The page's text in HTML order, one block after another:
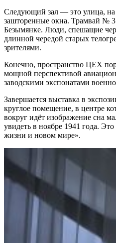
Следующий зал — это улица, на
зашторенные окна. Трамвай № 3
Безымянке. Люди, спешащие
длинной чередой старых
зрителями.
Конечно, пространство ЦЕХ
мощной перспективой
заводскими экспонатами
Завершается выставка в
круглое помещение, в центре
вокруг идёт изображение сна
увидеть в ноябре 1941 года.
жизни и новом мире».